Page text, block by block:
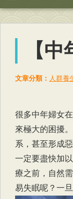
【
文章分類： 人群養
很多中年婦女
來極大的困擾
系，甚至形成
一定要盡快加
療之前，自然
易失眠呢？一